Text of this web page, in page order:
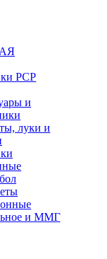
PCP
и
луки и
и ММГ